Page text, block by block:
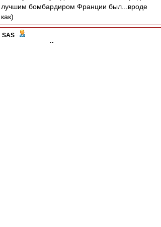
лучшим бомбардиром Франции был...вроде
как)
SAS -